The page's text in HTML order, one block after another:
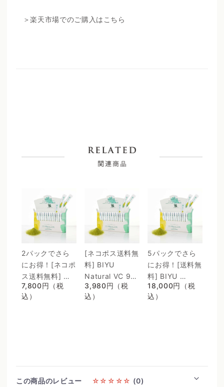
＞楽天市場でのご購入はこちら
2パックでさら
にお得！[ネコポ
ス送料無料]
BIYU Natural
VC 98 ビタミン
来のリポソーム
7,800円（税
込）
[ネコポス送料無
料] BIYU
Natural VC 98
ビタミン
C1000mg配
処方 〜
3,980円（税
込）
5パックでさら
にお得！[送料無
料] BIYU
Natural VC 98
ビタミン
来のリポソーム
18,000円（税
込）
この商品のレビュー ☆☆☆☆☆ (0)